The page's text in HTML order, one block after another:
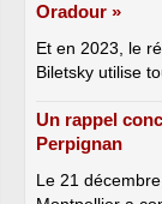
Oradour »
Et en 2023, le
Biletsky utilise
Un rappel
Perpignan
Le 21